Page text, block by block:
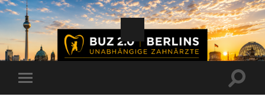
Mobile-
Menü